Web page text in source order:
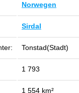
Norwegen
Sirdal
Tonstad(Stadt)
1 793
1 554 km²